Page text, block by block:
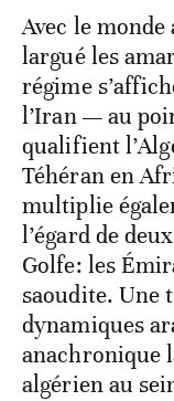
Avec le
largué les
régime
l’Iran — au
qualifient
Téhéran en
multiplie
l’égard de
Golfe: les
saoudite. Une
dynamiques
anachronique
algérien au